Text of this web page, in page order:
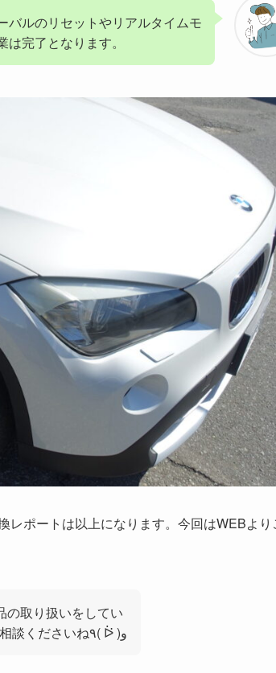
バルのリセットやリアルタイムモ
完了となります。
ポートは以上になります。今回はWEBより
の取り扱いをしてい
るので何か気になるものがありましたらお気軽にご相談くださいね٩( ᐖ )و